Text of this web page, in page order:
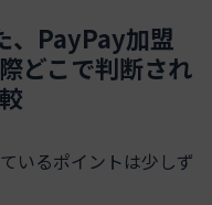
、PayPay加盟
どこで判断され
いるポイントは少しず